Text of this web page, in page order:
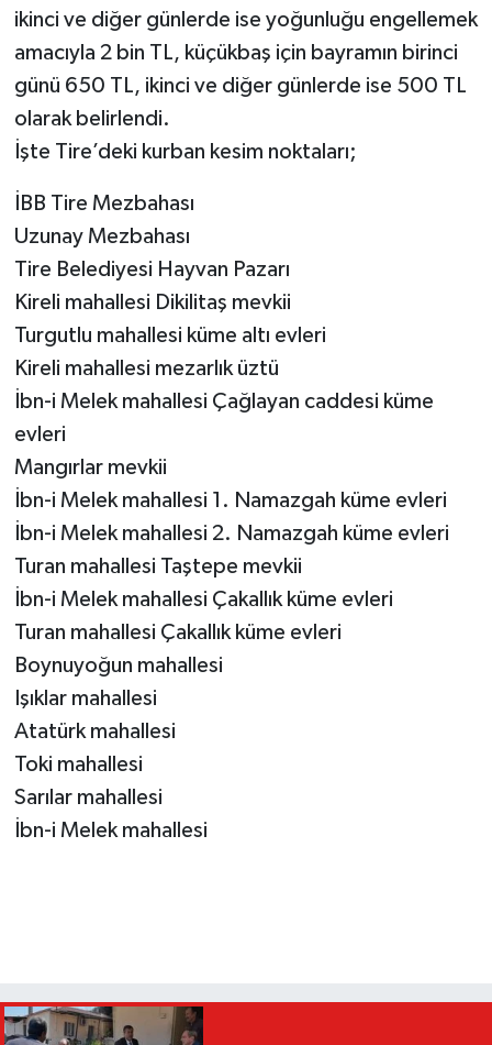
ikinci ve diğer günlerde ise yoğunluğu engellemek
amacıyla 2 bin TL, küçükbaş için bayramın birinci
günü 650 TL, ikinci ve diğer günlerde ise 500 TL
olarak belirlendi.
İşte Tire’deki kurban kesim noktaları;
İBB Tire Mezbahası
Uzunay Mezbahası
Tire Belediyesi Hayvan Pazarı
Kireli mahallesi Dikilitaş mevkii
Turgutlu mahallesi küme altı evleri
Kireli mahallesi mezarlık üztü
İbn-i Melek mahallesi Çağlayan caddesi küme
evleri
Mangırlar mevkii
İbn-i Melek mahallesi 1. Namazgah küme evleri
İbn-i Melek mahallesi 2. Namazgah küme evleri
Turan mahallesi Taştepe mevkii
İbn-i Melek mahallesi Çakallık küme evleri
Turan mahallesi Çakallık küme evleri
Boynuyoğun mahallesi
Işıklar mahallesi
Atatürk mahallesi
Toki mahallesi
Sarılar mahallesi
İbn-i Melek mahallesi